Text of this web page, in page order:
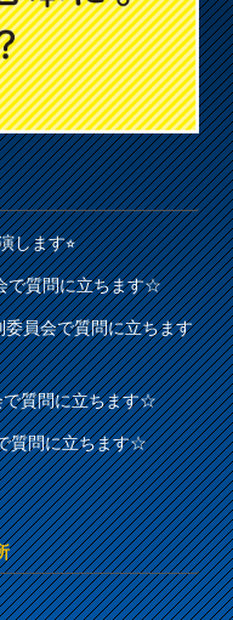
します⭐︎
で質問に立ちます☆
員会で質問に立ちます
質問に立ちます☆
質問に立ちます☆